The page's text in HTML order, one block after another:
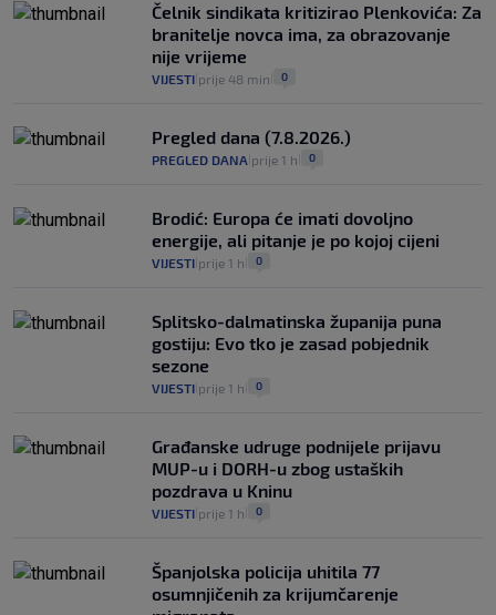
Čelnik sindikata kritizirao Plenkovića: Za
branitelje novca ima, za obrazovanje
nije vrijeme
VIJESTI prije 48 min 0
Pregled dana (7.8.2026.)
PREGLED DANA prije 1 h 0
Brodić: Europa će imati dovoljno
energije, ali pitanje je po kojoj cijeni
VIJESTI prije 1 h 0
Splitsko-dalmatinska županija puna
gostiju: Evo tko je zasad pobjednik
sezone
VIJESTI prije 1 h 0
Građanske udruge podnijele prijavu
MUP-u i DORH-u zbog ustaških
pozdrava u Kninu
VIJESTI prije 1 h 0
Španjolska policija uhitila 77
osumnjičenih za krijumčarenje